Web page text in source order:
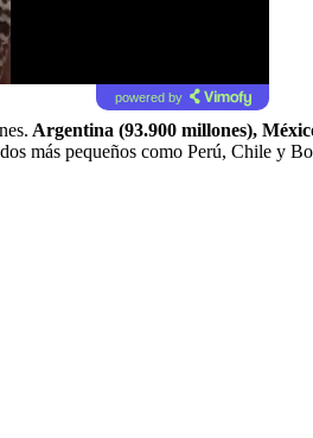
powered by
Argentina (93.900 millones),
más pequeños como Perú, Chile y